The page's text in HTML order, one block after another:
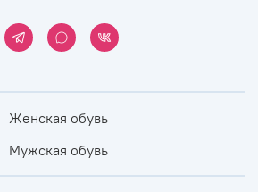
Женская обувь
Мужская обувь